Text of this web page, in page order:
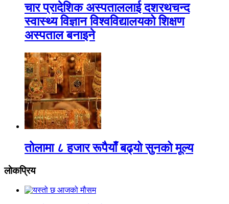
चार प्रादेशिक अस्पताललाई दशरथचन्द
स्वास्थ्य विज्ञान विश्वविद्यालयको शिक्षण
अस्पताल बनाइने
तोलामा ८ हजार रूपैयाँ बढ्यो सुनको मूल्य
लाेकप्रिय